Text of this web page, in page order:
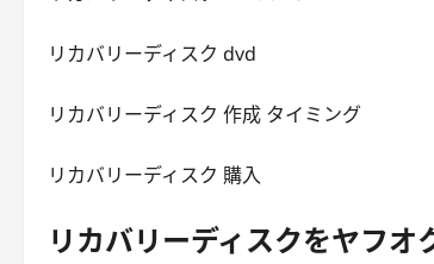
リカバリーディスク dvd
リカバリーディスク 作成 タイミング
リカバリーディスク 購入
リカバリーディスクをヤフ